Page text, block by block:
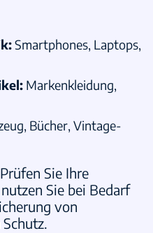
:Smartphones, Laptops,
: Markenkleidung,
Bücher, Vintage-
Prüfen Sie Ihre
Sie bei Bedarf
von